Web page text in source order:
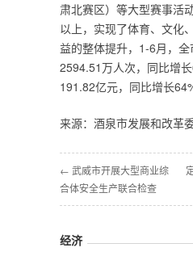
肃北赛区）等大型赛事活
以上，实现了体育、文化
益的整体提升，1-6月，
2594.51万人次，同比增
191.82亿元，同比增长
来源：酒泉市发展和改革
← 武威市开展大型商业综
合体安全生产联合检查
经济